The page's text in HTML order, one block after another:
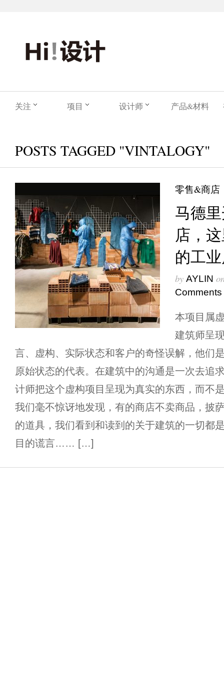
关注 项目 设计师 产品&材料
POSTS TAGGED "VINTALOGY"
零售&商店
马德
店，
的工
by AYLIN
Comments
本项目属
建筑师呈
言、虚构、实际状态和客户的奇怪误解，他们
原始状态的代表。在建筑中的沟通是一次去追
计师把这个虚构项目呈现为真实的东西，而不
我们毫不惊讶地发现，有的商店不卖商品，披
的道具，我们看到和读到的关于建筑的一切都
目的谎言…… […]